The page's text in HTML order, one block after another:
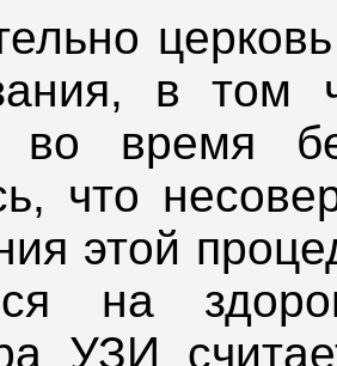
в том
во время
что
этой
на
УЗИ